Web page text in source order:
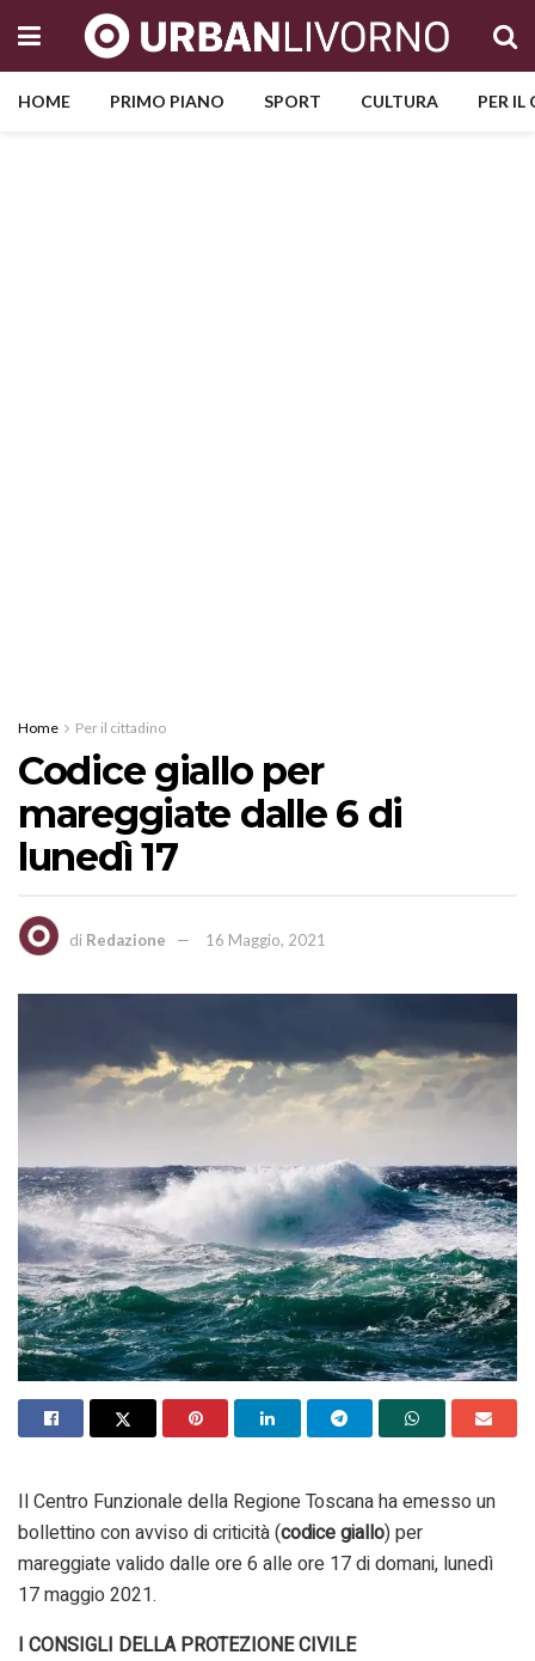
HOME PRIMO PIANO SPORT CULTURA PER
Home Per il cittadino
Codice giallo per
mareggiate dalle 6 di
lunedì 17
di Redazione 16 Maggio, 2021
Il Centro Funzionale della Regione Toscana ha emesso un
bollettino con avviso di criticità (codice giallo) per
mareggiate valido dalle ore 6 alle ore 17 di domani, lunedì
17 maggio 2021.
I CONSIGLI DELLA PROTEZIONE CIVILE